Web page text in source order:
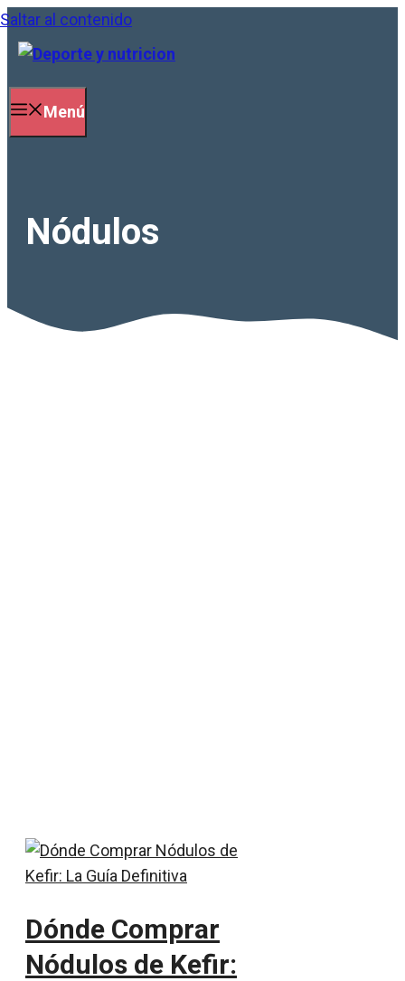
Saltar al contenido
Menú
Nódulos
Dónde Comprar
Nódulos de Kefir: